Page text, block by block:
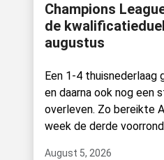
Champions
de
augustus
Een 1-4 thuisnederlaag
en daarna ook nog een
overleven. Zo bereikte
week de derde
August 5, 2026